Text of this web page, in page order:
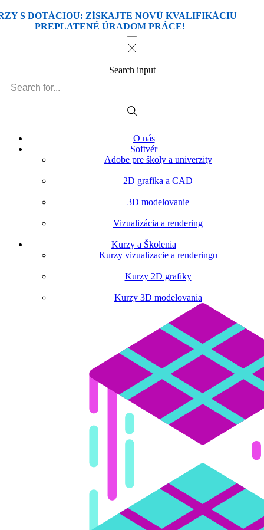
Search input
O nás
Softvér
Adobe pre školy a univerzity
2D grafika a CAD
3D modelovanie
Vizualizácia a rendering
Kurzy a Školenia
Kurzy vizualizacie a renderingu
Kurzy 2D grafiky
Kurzy 3D modelovania